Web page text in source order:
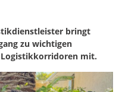
bringt
zu wichtigen
mit.